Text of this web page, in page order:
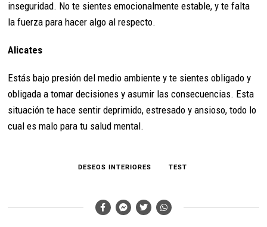
inseguridad. No te sientes emocionalmente estable, y te falta
la fuerza para hacer algo al respecto.
Alicates
Estás bajo presión del medio ambiente y te sientes obligado y
obligada a tomar decisiones y asumir las consecuencias. Esta
situación te hace sentir deprimido, estresado y ansioso, todo lo
cual es malo para tu salud mental.
DESEOS INTERIORES TEST